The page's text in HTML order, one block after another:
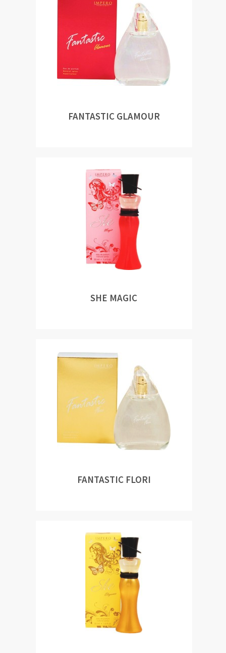
FANTASTIC GLAMOUR
SHE MAGIC
FANTASTIC FLORI